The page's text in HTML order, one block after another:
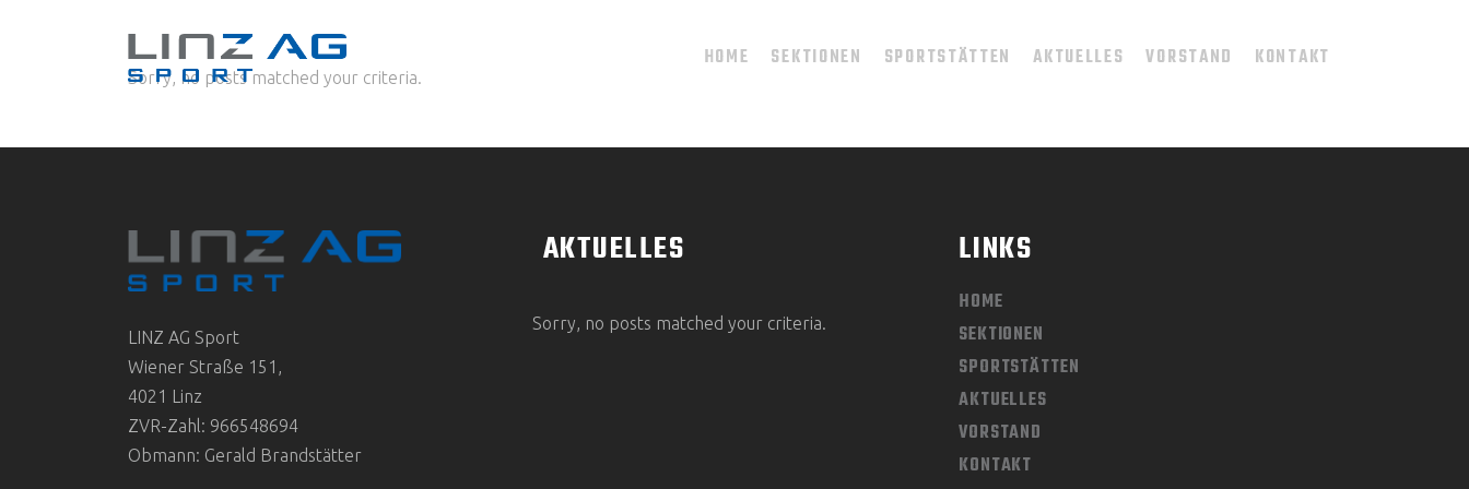
HOME SEKTIONEN SPORTSTÄTTEN AKTUELLES VORSTAND KONTAKT
Sorry, no posts matched your criteria.
LINZ AG Sport
Wiener Straße 151,
4021 Linz
ZVR-Zahl: 966548694
Obmann: Gerald Brandstätter
AKTUELLES
Sorry, no posts matched your criteria.
LINKS
HOME
SEKTIONEN
SPORTSTÄTTEN
AKTUELLES
VORSTAND
KONTAKT